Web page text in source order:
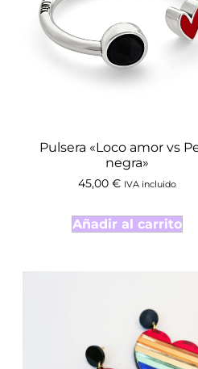
Pulsera «Loco amor vs
negra»
45,00 € IVA incluido
Añadir al carrito